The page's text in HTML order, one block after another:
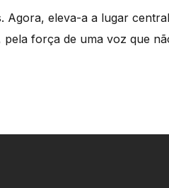
Agora, eleva-a a lugar central
pela força de uma voz que